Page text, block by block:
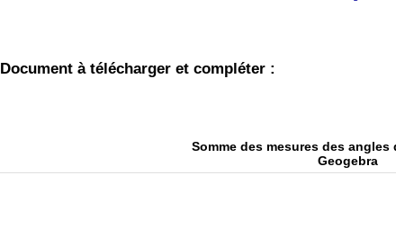
Document à télécharger et compléter :
Somme des mesures des angles
Geogebra